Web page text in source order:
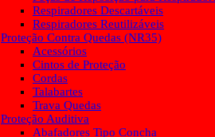
Respiradores Descartáveis
Respiradores Reutilizáveis
Proteção Contra Quedas (NR35)
Acessórios
Cintos de Proteção
Cordas
Talabartes
Trava Quedas
Proteção Auditiva
Abafadores Tipo Concha